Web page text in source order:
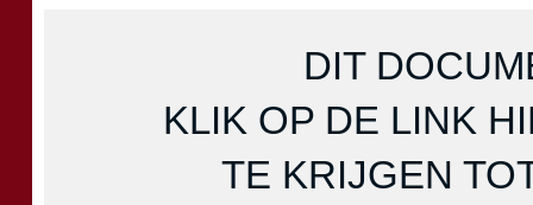
DIT
KLIK OP DE LINK
TE KRIJGEN